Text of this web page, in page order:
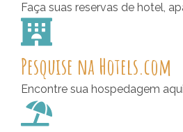
Faça suas reservas de hotel,
Pesquise na Hotels.com
Encontre sua hospedagem aqui